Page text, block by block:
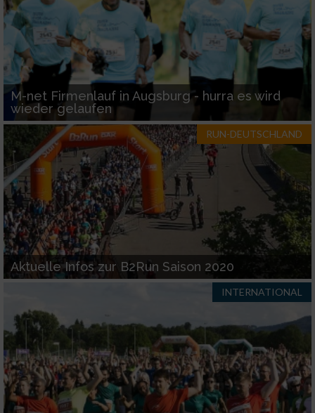
M-net Firmenlauf in Augsburg - hurra es wird
wieder gelaufen
RUN-DEUTSCHLAND
Aktuelle Infos zur B2Run Saison 2020
INTERNATIONAL